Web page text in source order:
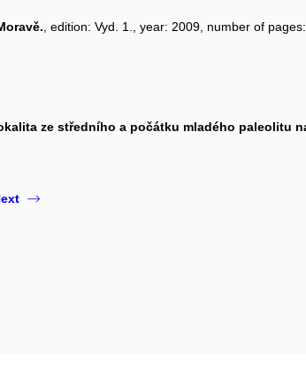
, edition: Vyd. 1., year: 2009, number of
ze středního a počátku mladého paleolitu